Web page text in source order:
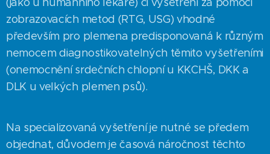
zobrazovacích metod (RTG, USG) vhodné
především pro plemena predisponovaná k různým
nemocem diagnostikovatelných těmito vyšetřeními
(onemocnění srdečních chlopní u KKCHŠ, DKK a
DLK u velkých plemen psů).
Na specializovaná vyšetření je nutné se předem
objednat, důvodem je časová náročnost těchto